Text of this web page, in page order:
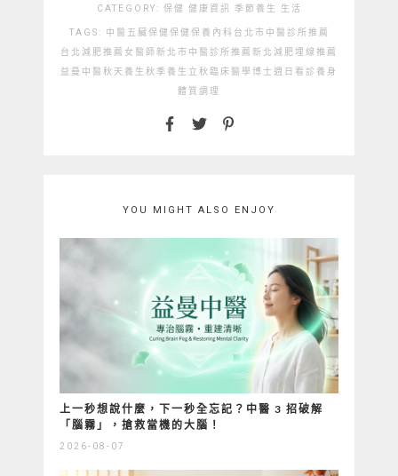
CATEGORY: 保健 健康資訊 季節養生 生活
TAGS: 中醫 五臟保健保健保養 內科 台北市中醫診所推薦
台北減肥推薦 女醫師 新北市中醫診所推薦 新北減肥埋線推薦
益曼中醫 秋天養生 秋季養生 立秋 臨床醫學博士週日看診 養身
體質調理
YOU MIGHT ALSO ENJOY
上一秒想說什麼，下一秒全忘記？中醫 3 招破解
「腦霧」，搶救當機的大腦！
2026-08-07